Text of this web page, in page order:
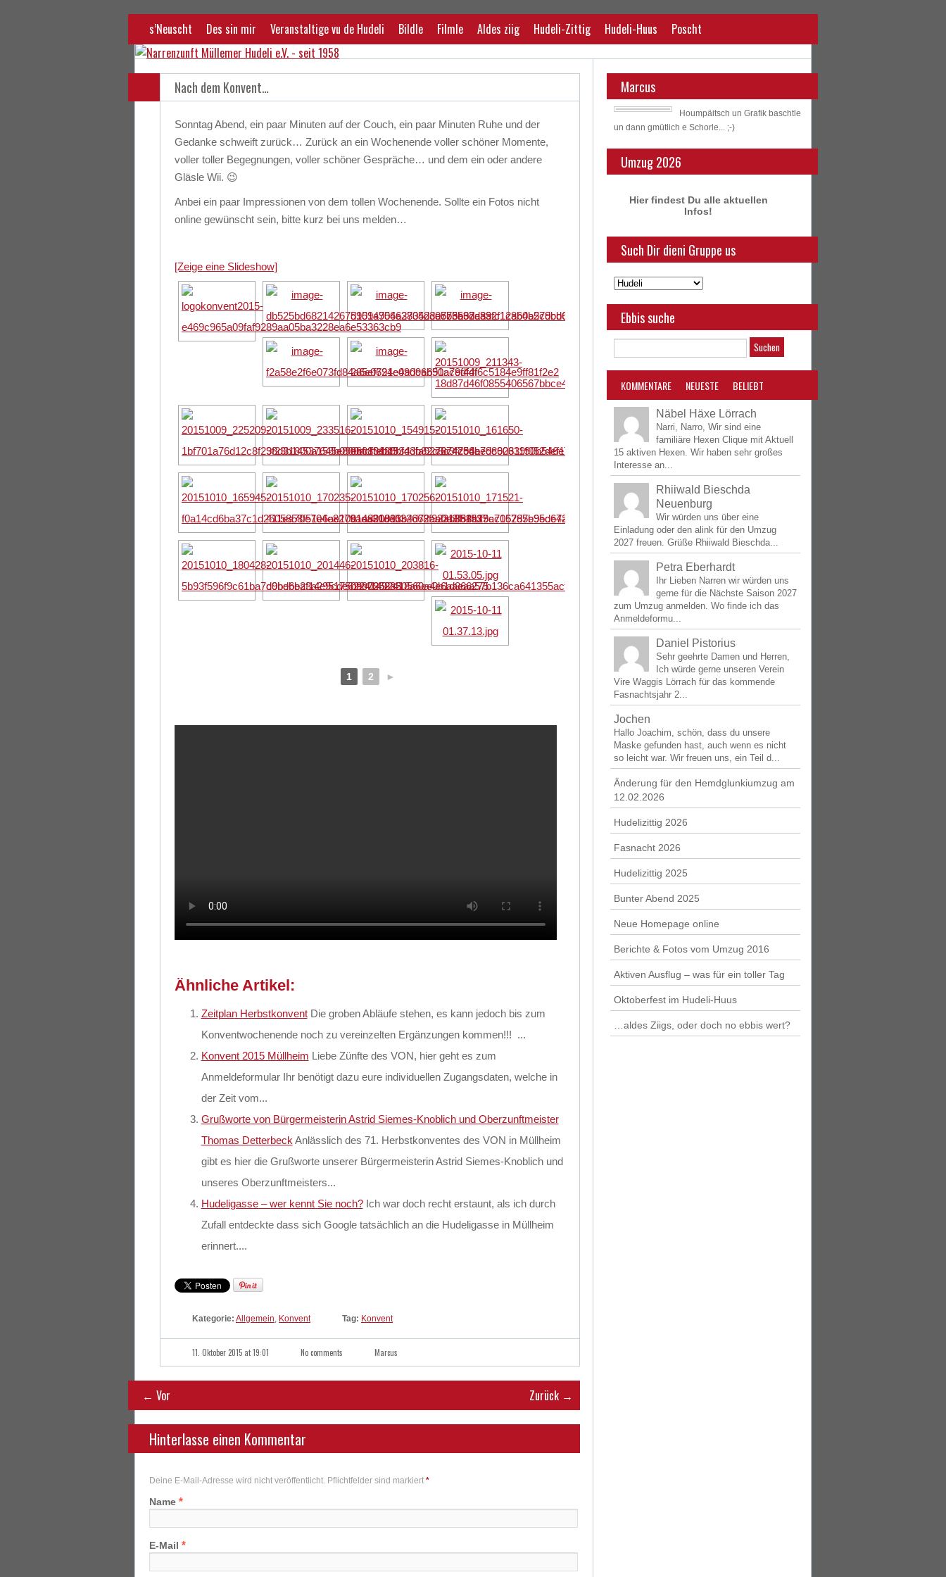
s’Neuscht Des sin mir Veranstaltige vu de Hudeli Bildle Filmle Aldes ziig Hudeli-Zittig Hudeli-Huus Poscht
Nach dem Konvent…
Sonntag Abend, ein paar Minuten auf der Couch, ein paar Minuten Ruhe und der
Gedanke schweift zurück… Zurück an ein Wochenende voller schöner Momente,
voller toller Begegnungen, voller schöner Gespräche… und dem ein oder andere
Gläsle Wii. 😉
Anbei ein paar Impressionen von dem tollen Wochenende. Sollte ein Fotos nicht
online gewünscht sein, bitte kurz bei uns melden…
[Zeige eine Slideshow]
1 2 ►
Ähnliche Artikel:
Zeitplan Herbstkonvent Die groben Abläufe stehen, es kann jedoch bis zum
Konventwochenende noch zu vereinzelten Ergänzungen kommen!!! ...
Konvent 2015 Müllheim Liebe Zünfte des VON, hier geht es zum
Anmeldeformular Ihr benötigt dazu eure individuellen Zugangsdaten, welche in
der Zeit vom...
Grußworte von Bürgermeisterin Astrid Siemes-Knoblich und Oberzunftmeister
Thomas Detterbeck Anlässlich des 71. Herbstkonventes des VON in Müllheim
gibt es hier die Grußworte unserer Bürgermeisterin Astrid Siemes-Knoblich und
unseres Oberzunftmeisters...
Hudeligasse – wer kennt Sie noch? Ich war doch recht erstaunt, als ich durch
Zufall entdeckte dass sich Google tatsächlich an die Hudeligasse in Müllheim
erinnert....
Kategorie: Allgemein, Konvent Tag: Konvent
11. Oktober 2015 at 19:01 No comments Marcus
← Vor Zurück →
Hinterlasse einen Kommentar
Deine E-Mail-Adresse wird nicht veröffentlicht. Pflichtfelder sind markiert*
Name *
E-Mail *
Marcus
Houmpäitsch un Grafik baschtle
un dann gmütlich e Schorle... ;-)
Umzug 2026
Hier findest Du alle aktuellen
Infos!
Such Dir dieni Gruppe us
Ebbis suche
KOMMENTARE NEUESTE BELIEBT
Näbel Häxe Lörrach
Narri, Narro, Wir sind eine
familiäre Hexen Clique mit Aktuell
15 aktiven Hexen. Wir haben sehr großes
Interesse an...
Rhiiwald Bieschda
Neuenburg
Wir würden uns über eine
Einladung oder den alink für den Umzug
2027 freuen. Grüße Rhiiwald Bieschda...
Petra Eberhardt
Ihr Lieben Narren wir würden uns
gerne für die Nächste Saison 2027
zum Umzug anmelden. Wo finde ich das
Anmeldeformu...
Daniel Pistorius
Sehr geehrte Damen und Herren,
Ich würde gerne unseren Verein
Vire Waggis Lörrach für das kommende
Fasnachtsjahr 2...
Jochen
Hallo Joachim, schön, dass du unsere
Maske gefunden hast, auch wenn es nicht
so leicht war. Wir freuen uns, ein Teil d...
Änderung für den Hemdglunkiumzug am
12.02.2026
Hudelizittig 2026
Fasnacht 2026
Hudelizittig 2025
Bunter Abend 2025
Neue Homepage online
Berichte & Fotos vom Umzug 2016
Aktiven Ausflug – was für ein toller Tag
Oktoberfest im Hudeli-Huus
…aldes Ziigs, oder doch no ebbis wert?